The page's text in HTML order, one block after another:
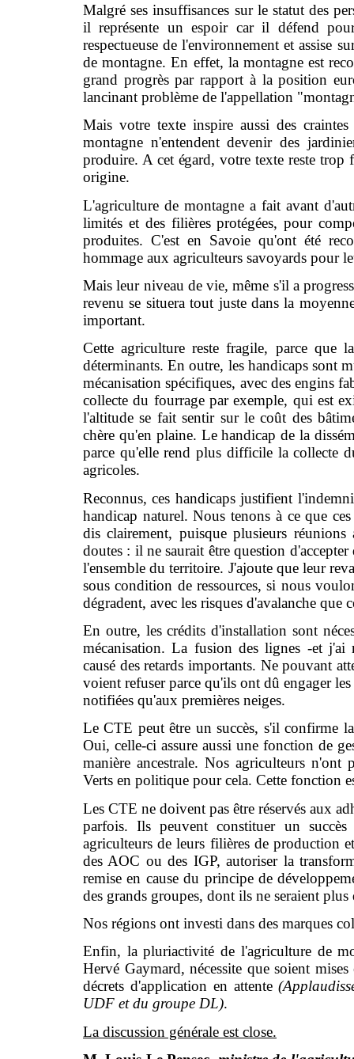
Malgré ses insuffisances sur le statut des
il représente un espoir car il défend
respectueuse de l'environnement et assise
de montagne. En effet, la montagne est
grand progrès par rapport à la position
lancinant problème de l'appellation
Mais votre texte inspire aussi des
montagne n'entendent devenir des
produire. A cet égard, votre texte reste
origine.
L'agriculture de montagne a fait avant
limités et des filières protégées, pour
produites. C'est en Savoie qu'ont été
hommage aux agriculteurs savoyards pour
Mais leur niveau de vie, même s'il a
revenu se situera tout juste dans la
important.
Cette agriculture reste fragile, parce que
déterminants. En outre, les handicaps sont
mécanisation spécifiques, avec des engins
collecte du fourrage par exemple, qui est
l'altitude se fait sentir sur le coût des
chère qu'en plaine. Le handicap de la
parce qu'elle rend plus difficile la collecte
agricoles.
Reconnus, ces handicaps justifient
handicap naturel. Nous tenons à ce que
dis clairement, puisque plusieurs
doutes : il ne saurait être question
l'ensemble du territoire. J'ajoute que leur
sous condition de ressources, si nous
dégradent, avec les risques d'avalanche que
En outre, les crédits d'installation sont
mécanisation. La fusion des lignes -et j'ai
causé des retards importants. Ne pouvant
voient refuser parce qu'ils ont dû engager
notifiées qu'aux premières neiges.
Le CTE peut être un succès, s'il confirme
Oui, celle-ci assure aussi une fonction de
manière ancestrale. Nos agriculteurs
Verts en politique pour cela. Cette fonction
Les CTE ne doivent pas être réservés aux
parfois. Ils peuvent constituer un
agriculteurs de leurs filières de production
des AOC ou des IGP, autoriser la
remise en cause du principe de
des grands groupes, dont ils ne seraient plus
Nos régions ont investi dans des marques
Enfin, la pluriactivité de l'agriculture de
Hervé Gaymard, nécessite que soient
décrets d'application en attente
UDF et du groupe DL).
La discussion générale est close.